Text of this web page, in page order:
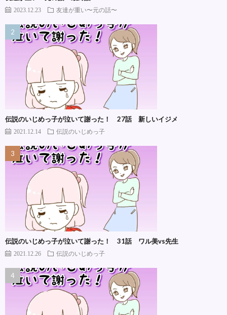
2023.12.23 友達が重い〜元の話〜
伝説のいじめっ子が泣いて謝った！ 27話 新しいイジメ
2021.12.14 伝説のいじめっ子
伝説のいじめっ子が泣いて謝った！ 31話 ワル美vs先生
2021.12.26 伝説のいじめっ子